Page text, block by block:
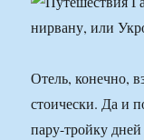
Отель, конечно,
стоически. Да и
пару-тройку